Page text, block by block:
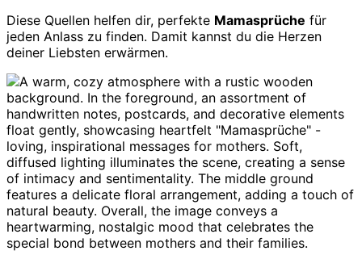
Diese Quellen helfen dir, perfekte Mamasprüche für
jeden Anlass zu finden. Damit kannst du die Herzen
deiner Liebsten erwärmen.